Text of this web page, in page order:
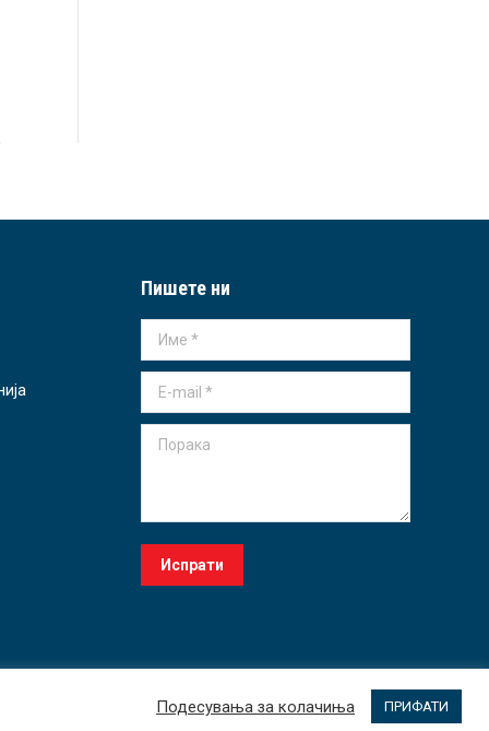
Пишете ни
Име *
E-mail *
Порака
Испрати
МИСИЈА ЕТИЧКИ КОДЕКС ПОДДРШКА
Подесувања за колачиња ПРИФАТИ